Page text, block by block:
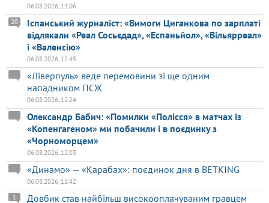
06.08.2026, 13:06
Іспанський журналіст: «Вимоги Циганкова по зарплаті
відлякали «Реал Сосьєдад», «Еспаньйол», «Вільярреал»
і «Валенсію»
20
06.08.2026, 12:45
«Ліверпуль» веде перемовини зі ще одним
нападником ПСЖ
06.08.2026, 12:24
Олександр Бабич: «Помилки «Полісся» в матчах із
«Копенгагеном» ми побачили і в поєдинку з
«Чорноморцем»
06.08.2026, 12:03
«Динамо» — «Карабах»: поєдинок дня в BETKING
06.08.2026, 11:42
Довбик став найбільш високооплачуваним гравцем
1